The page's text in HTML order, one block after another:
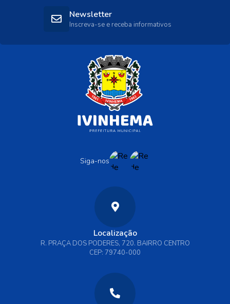
Siga-nos
Localização
R. PRAÇA DOS PODERES, 720. BAIRRO CENTRO
CEP: 79740-000
Newsletter
Inscreva-se e receba informativos